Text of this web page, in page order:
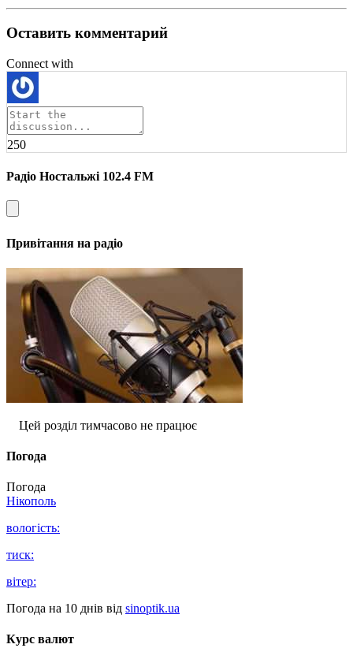
Оставить комментарий
Connect with
250
Радіо Ностальжі 102.4 FM
Привітання на радіо
Цей розділ тимчасово не працює
Погода
Погода
Нікополь
вологість:
тиск:
вітер:
Погода на 10 днів від sinoptik.ua
Курс валют